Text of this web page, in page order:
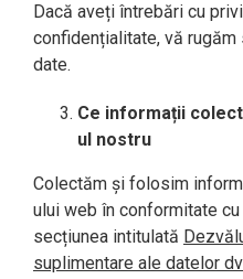
Dacă aveți întrebări cu
confidențialitate, vă
date.
Ce informații
ul nostru
Colectăm și folosim
ului web în conformitate
secțiunea intitulată
suplimentare ale datelor